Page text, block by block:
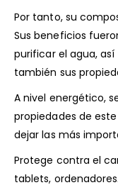
Por tanto, su
Sus beneficios
purificar el agua,
también sus
A nivel energético,
propiedades de
dejar las más
Protege contra el
tablets, ordenadores.